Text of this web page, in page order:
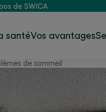
de SWICA
santéVos avantages
de sommeil